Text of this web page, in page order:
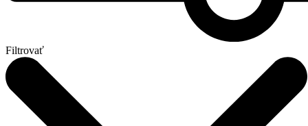
Filtrovať